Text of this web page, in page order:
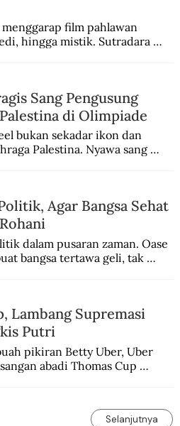
film pahlawan
hingga mistik. Sutradara
Sang Pengusung
di Olimpiade
bukan sekadar ikon dan
Palestina. Nyawa sang
Rafah.
Agar Bangsa Sehat
dalam pusaran zaman. Oase
bangsa tertawa geli, tak
Lambang Supremasi
Putri
pikiran Betty Uber, Uber
abadi Thomas Cup
Selanjutnya